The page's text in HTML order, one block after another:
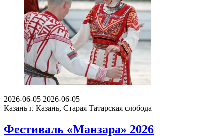
2026-06-05 2026-06-05
Казань г. Казань, Старая Татарская слобода
Фестиваль «Манзара» 2026